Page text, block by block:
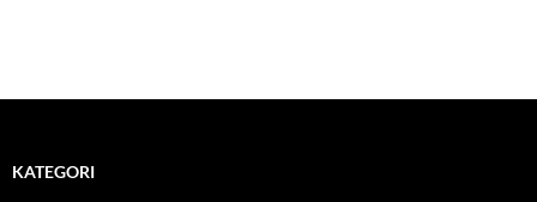
KATEGORI